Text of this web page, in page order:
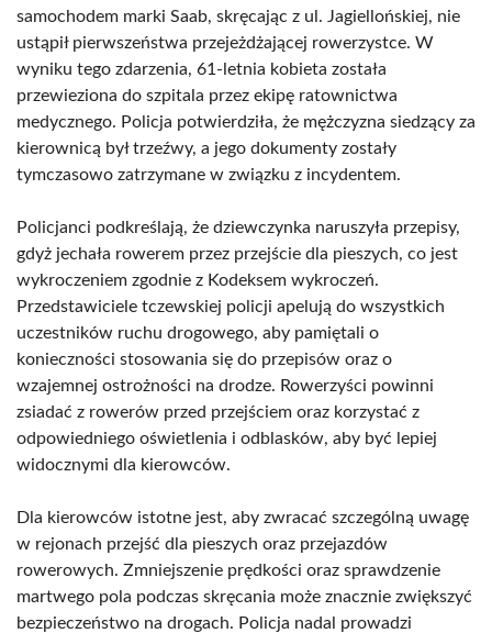
samochodem marki Saab, skręcając z ul. Jagiellońskiej, nie
ustąpił pierwszeństwa przejeżdżającej rowerzystce. W
wyniku tego zdarzenia, 61-letnia kobieta została
przewieziona do szpitala przez ekipę ratownictwa
medycznego. Policja potwierdziła, że mężczyzna siedzący za
kierownicą był trzeźwy, a jego dokumenty zostały
tymczasowo zatrzymane w związku z incydentem.
Policjanci podkreślają, że dziewczynka naruszyła przepisy,
gdyż jechała rowerem przez przejście dla pieszych, co jest
wykroczeniem zgodnie z Kodeksem wykroczeń.
Przedstawiciele tczewskiej policji apelują do wszystkich
uczestników ruchu drogowego, aby pamiętali o
konieczności stosowania się do przepisów oraz o
wzajemnej ostrożności na drodze. Rowerzyści powinni
zsiadać z rowerów przed przejściem oraz korzystać z
odpowiedniego oświetlenia i odblasków, aby być lepiej
widocznymi dla kierowców.
Dla kierowców istotne jest, aby zwracać szczególną uwagę
w rejonach przejść dla pieszych oraz przejazdów
rowerowych. Zmniejszenie prędkości oraz sprawdzenie
martwego pola podczas skręcania może znacznie zwiększyć
bezpieczeństwo na drogach. Policja nadal prowadzi